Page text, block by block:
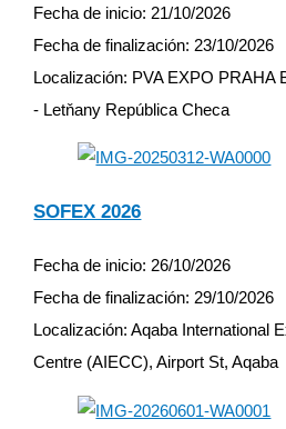
Fecha de inicio: 21/10/2026
Fecha de finalización: 23/10/2026
Localización: PVA EXPO PRAHA
- Letňany República Checa
SOFEX 2026
Fecha de inicio:26/10/2026
Fecha de finalización:29/10/2026
Localización:Aqaba International
Centre (AIECC), Airport St, Aqaba